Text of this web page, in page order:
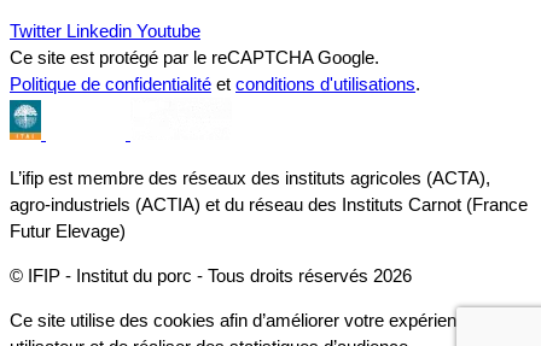
Twitter Linkedin Youtube
Ce site est protégé par le reCAPTCHA Google.
Politique de confidentialité et conditions d'utilisations.
L’ifip est membre des réseaux des instituts agricoles (ACTA),
agro-industriels (ACTIA) et du réseau des Instituts Carnot (France
Futur Elevage)
© IFIP - Institut du porc - Tous droits réservés 2026
Ce site utilise des cookies afin d’améliorer votre expérience